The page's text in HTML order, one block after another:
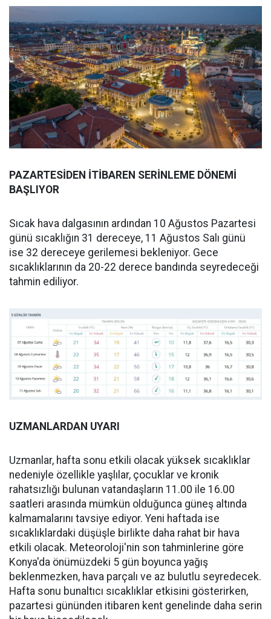
PAZARTESİDEN İTİBAREN SERİNLEME DÖNEMİ
BAŞLIYOR
Sıcak hava dalgasının ardından 10 Ağustos Pazartesi
günü sıcaklığın 31 dereceye, 11 Ağustos Salı günü
ise 32 dereceye gerilemesi bekleniyor. Gece
sıcaklıklarının da 20-22 derece bandında seyredeceği
tahmin ediliyor.
UZMANLARDAN UYARI
Uzmanlar, hafta sonu etkili olacak yüksek sıcaklıklar
nedeniyle özellikle yaşlılar, çocuklar ve kronik
rahatsızlığı bulunan vatandaşların 11.00 ile 16.00
saatleri arasında mümkün olduğunca güneş altında
kalmamalarını tavsiye ediyor. Yeni haftada ise
sıcaklıklardaki düşüşle birlikte daha rahat bir hava
etkili olacak. Meteoroloji'nin son tahminlerine göre
Konya'da önümüzdeki 5 gün boyunca yağış
beklenmezken, hava parçalı ve az bulutlu seyredecek.
Hafta sonu bunaltıcı sıcaklıklar etkisini gösterirken,
pazartesi gününden itibaren kent genelinde daha serin